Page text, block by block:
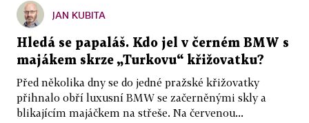
JAN KUBITA
Hledá se papaláš. Kdo jel v černém BMW s
majákem skrze „Turkovu“ křižovatku?
Před několika dny se do jedné pražské křižovatky
přihnalo obří luxusní BMW se začerněnými skly a
blikajícím majáčkem na střeše. Na červenou...